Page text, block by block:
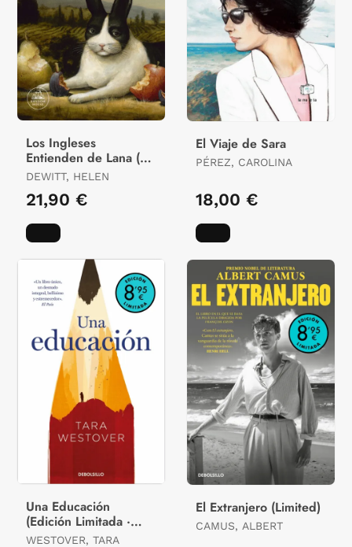
Los Ingleses
Entienden de Lana (Y
Otros Trucos)
DEWITT, HELEN
21,90 €
El Viaje de Sara
PÉREZ, CAROLINA
18,00 €
Una Educación
(Edición Limitada ·
Verano)
WESTOVER, TARA
El Extranjero (Limited)
CAMUS, ALBERT